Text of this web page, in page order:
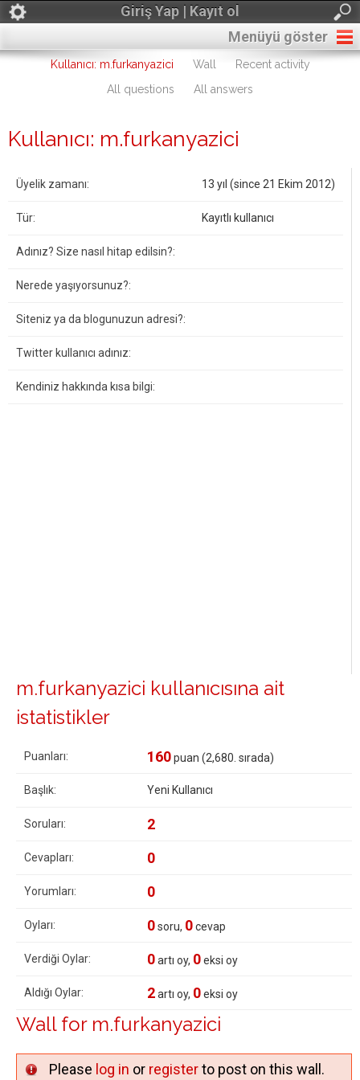
Giriş Yap | Kayıt ol
Menüyü göster
Kullanıcı: m.furkanyazici Wall
Recent activity
All questions
All answers
Kullanıcı: m.furkanyazici
Üyelik zamanı: 13 yıl (since 21 Ekim 2012)
Tür: Kayıtlı kullanıcı
Adınız? Size nasıl hitap edilsin?:
Nerede yaşıyorsunuz?:
Siteniz ya da blogunuzun adresi?:
Twitter kullanıcı adınız:
Kendiniz hakkında kısa bilgi:
m.furkanyazici kullanıcısına ait
istatistikler
Puanları: 160puan (2,680 . sırada)
Başlık: Yeni Kullanıcı
Soruları: 2
Cevapları: 0
Yorumları: 0
Oyları: 0soru, 0cevap
Verdiği Oylar: 0artı oy, 0eksi oy
Aldığı Oylar: 2artı oy, 0eksi oy
Wall for m.furkanyazici
Please log in or registerto post on this wall.